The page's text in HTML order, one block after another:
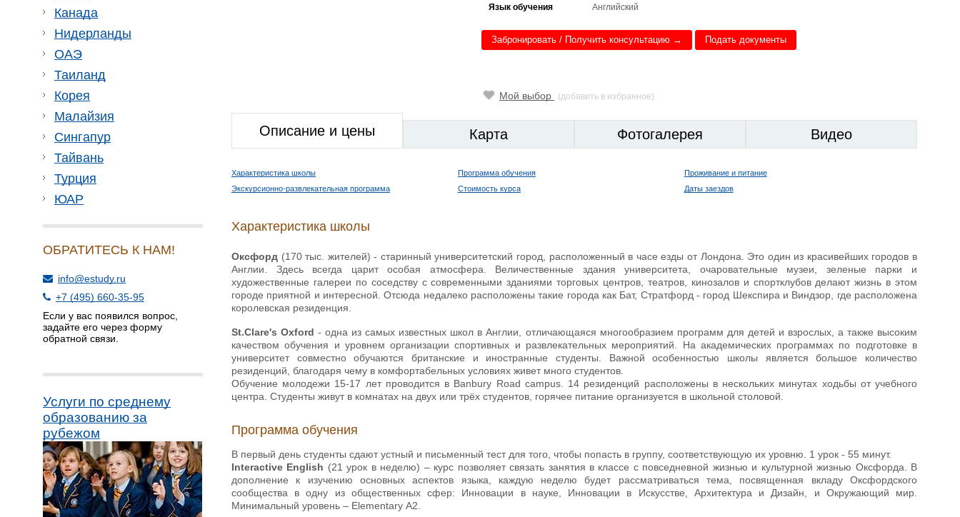
Канада
Нидерланды
ОАЭ
Таиланд
Корея
Малайзия
Сингапур
Тайвань
Турция
ЮАР
ОБРАТИТЕСЬ К НАМ!
info@estudy.ru
+7 (495) 660-35-95
Если у вас появился вопрос,
задайте его через форму
обратной связи.
Услуги по среднему
образованию за
рубежом
Язык обучения
Английский
Забронировать / Получить консультацию → Подать документы
Мой выбор (добавить в избранное)
Описание и цены Карта Фотогалерея Видео
Характеристика школы Программа обучения
Проживание и питание
Экскурсионно-развлекательная программа
Стоимость курса Даты заездов
Характеристика школы
Оксфорд (170 тыс. жителей) - старинный университетский город, расположенный в часе езды от Лондона. Это один из красивейших городов в
Англии. Здесь всегда царит особая атмосфера. Величественные здания университета, очаровательные музеи, зеленые парки и
художественные галереи по соседству с современными зданиями торговых центров, театров, кинозалов и спортклубов делают жизнь в этом
городе приятной и интересной. Отсюда недалеко расположены такие города как Бат, Стратфорд - город Шекспира и Виндзор, где расположена
королевская резиденция.
St.Clare's Oxford - одна из самых известных школ в Англии, отличающаяся многообразием программ для детей и взрослых, а также высоким
качеством обучения и уровнем организации спортивных и развлекательных мероприятий. На академических программах по подготовке в
университет совместно обучаются британские и иностранные студенты. Важной особенностью школы является большое количество
резиденций, благодаря чему в комфортабельных условиях живет много студентов.
Обучение молодежи 15-17 лет проводится в Banbury Road campus. 14 резиденций расположены в нескольких минутах ходьбы от учебного
центра. Студенты живут в комнатах на двух или трёх студентов, горячее питание организуется в школьной столовой.
Программа обучения
В первый день студенты сдают устный и письменный тест для того, чтобы попасть в группу, соответствующую их уровню. 1 урок - 55 минут.
Interactive English (21 урок в неделю) – курс позволяет связать занятия в классе с повседневной жизнью и культурной жизнью Оксфорда. В
дополнение к изучению основных аспектов языка, каждую неделю будет рассматриваться тема, посвященная вкладу Оксфордского
сообщества в одну из общественных сфер: Инновации в науке, Инновации в Искусстве, Архитектура и Дизайн, и Окружающий мир.
Минимальный уровень – Elementary А2.